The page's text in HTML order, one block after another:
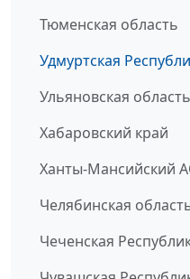
Тюменская область
Удмуртская
Ульяновская область
Хабаровский край
Ханты-Мансийский
Челябинская
Чеченская